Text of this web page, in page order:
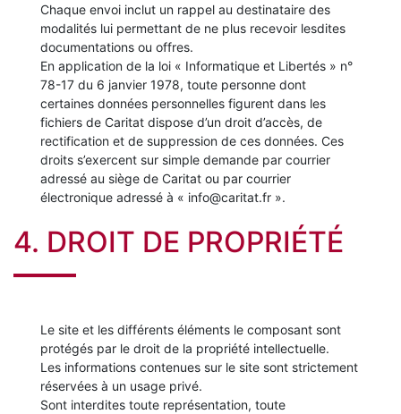
Chaque envoi inclut un rappel au destinataire des
modalités lui permettant de ne plus recevoir lesdites
documentations ou offres.
En application de la loi « Informatique et Libertés » n°
78-17 du 6 janvier 1978, toute personne dont
certaines données personnelles figurent dans les
fichiers de Caritat dispose d’un droit d’accès, de
rectification et de suppression de ces données. Ces
droits s’exercent sur simple demande par courrier
adressé au siège de Caritat ou par courrier
électronique adressé à « info@caritat.fr ».
4. DROIT DE PROPRIÉTÉ
Le site et les différents éléments le composant sont
protégés par le droit de la propriété intellectuelle.
Les informations contenues sur le site sont strictement
réservées à un usage privé.
Sont interdites toute représentation, toute